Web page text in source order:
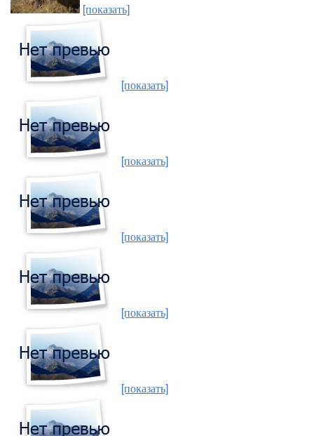
[показать]
[показать]
[показать]
[показать]
[показать]
[показать]